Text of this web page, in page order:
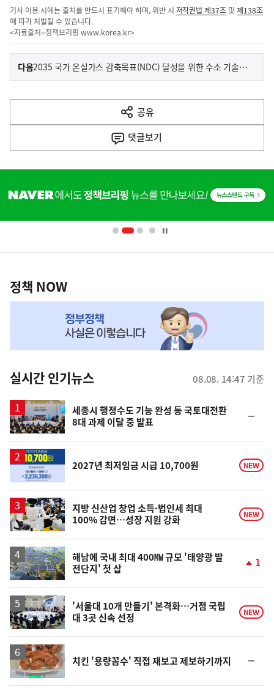
기사 이용 시에는 출처를 반드시 표기해야 하며, 위반 시 저작권법 제37조 및제138조
에 따라 처벌될 수 있습니다.
<자료출처=정책브리핑 www.korea.kr>
이
전
다
음
다음기
2035 국가 온실가스 감축목표(NDC) 달성을 위한 수소 기술 논의의 장 열려
공유
열
기
댓글보기
단
영
책
NOW,
뉴
스
정책 NOW
실시간 인기뉴스 08.08. 14:47 기준
세종시 행정수도 기능 완성 등 국토대전환
8대 과제 이달 중 발표
일
2027년 최저임금 시급 10,700원 NEW
지방 신산업 창업 소득·법인세 최대
100% 감면…성장 지원 강화
NEW
해남에 국내 최대 400㎿ 규모 '태양광 발
전단지' 첫 삽
상
승
1
'서울대 10개 만들기' 본격화…거점 국립
대 3곳 신속 선정
NEW
치킨 '용량꼼수' 직접 재보고 제보하기까지
일